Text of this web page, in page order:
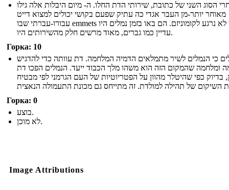
הסוג השני של כתובת, שירותי הדת החלו. ה- מיום היבלות אלה גילו
מאוחר יותר-מן העבר אגדי כה עתיק שפעם בקושי יכולים למצוא דייט
עבורו-עברתי שבו emmets עדיין לא נרגע לקומוניזם. הם באו בזמן נמלים היו
עדיין כמו גברים, מאוד מרשים חלק מהשירותים היו.
Горка: 10
כי הנמלים לשיר מתמלאים הדמיה המלחמה. דת עוותה כדי להדגיש
ומלחמה שהמקום הזה הוא משהו מלך הכבוד ייעד. הנמלים הפכו דת
בדיוק כפי שהיטלר מהוון על הפטריוטיות של העם הגרמני לפי מבטיח
Горка: 0
בוצע.
לא מוכן.
Image Attributions